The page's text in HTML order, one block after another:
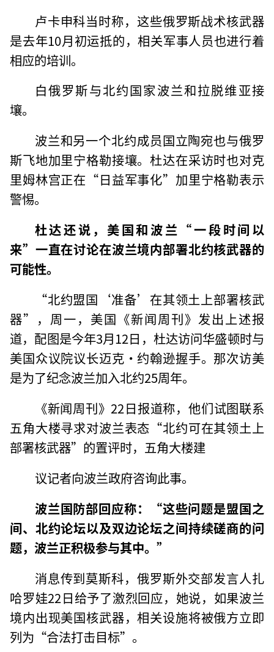
卢卡申科当时称，这些俄罗斯战术核武器
是去年10月初运抵的，相关军事人员也进行着
相应的培训。
白俄罗斯与北约国家波兰和拉脱维亚接
壤。
波兰和另一个北约成员国立陶宛也与俄罗
斯飞地加里宁格勒接壤。杜达在采访时也对克
里姆林宫正在“日益军事化”加里宁格勒表示
警惕。
杜达还说，美国和波兰“一段时间以
来”一直在讨论在波兰境内部署北约核武器的
可能性。
“北约盟国‘准备’在其领土上部署核武
器”，周一，美国《新闻周刊》发出上述报
道，配图是今年3月12日，杜达访问华盛顿时与
美国众议院议长迈克·约翰逊握手。那次访美
是为了纪念波兰加入北约25周年。
《新闻周刊》22日报道称，他们试图联系
五角大楼寻求对波兰表态“北约可在其领土上
部署核武器”的置评时，五角大楼建
议记者向波兰政府咨询此事。
波兰国防部回应称：“这些问题是盟国之
间、北约论坛以及双边论坛之间持续磋商的问
题，波兰正积极参与其中。”
消息传到莫斯科，俄罗斯外交部发言人扎
哈罗娃22日给予了激烈回应，她说，如果波兰
境内出现美国核武器，相关设施将被俄方立即
列为“合法打击目标”。